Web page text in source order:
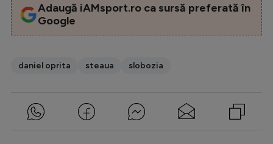
Adaugă iAMsport.ro ca sursă preferată în
Google
daniel oprita steaua slobozia